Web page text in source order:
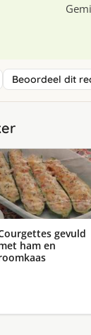
Beoordeel dit
gevuld
ham en